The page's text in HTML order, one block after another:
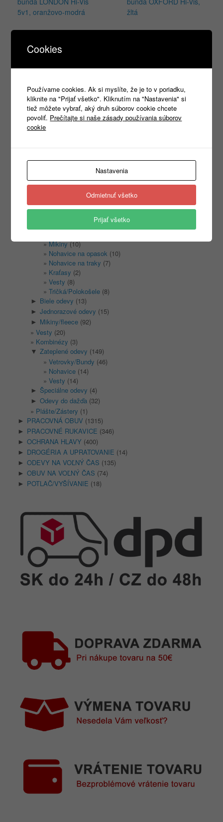
5v1, oranžovo-modrá
88,18€
Výber možností
žltá
47,45€
Products
search
Kategórie
Nezaradené(1)
REKLAMNÝ TEXTIL(465)
PRACOVNÉ ODEVY
(156)
Mikiny(10)
Nohavice na opasok (10)
Nohavice na traky (7)
Kraťasy (2)
Vesty (8)
Tričká/Polokošele (8)
► Biele odevy (13)
► Jednorazové odevy (15)
► Mikiny/fleece (92)
Vesty (20)
Kombinézy (3)
▼ Zateplené odevy (149)
Vetrovky/Bundy (46)
Nohavice (14)
Vesty (14)
► Špeciálne odevy (4)
► Odevy do dažďa (32)
Plášte/Zástery (1)
► PRACOVNÁ OBUV (1315)
► PRACOVNÉ RUKAVICE (346)
► OCHRANA HLAVY (400)
► DROGÉRIA A UPRATOVANIE (14)
► ODEVY NA VOĽNÝ ČAS (135)
► OBUV NA VOĽNÝ ČAS (74)
► POTLAČ/VYŠÍVANIE (18)
Cookies
Používame cookies. Ak si myslíte, že je to v poriadku,
kliknite na "Prijať všetko". Kliknutím na "Nastavenia" si
tiež môžete vybrať, aký druh súborov cookie chcete
povoliť. Prečítajte si naše zásady používania súborov
cookie
Nastavenia
Odmietnuť všetko
Prijať všetko